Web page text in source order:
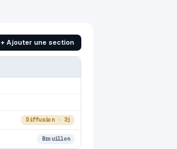
+ Ajouter une section
Diffusion · 3j
Brouillon